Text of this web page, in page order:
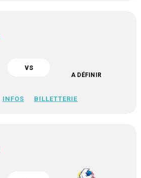
vs
A DÉFINIR
INFOS BILLETTERIE